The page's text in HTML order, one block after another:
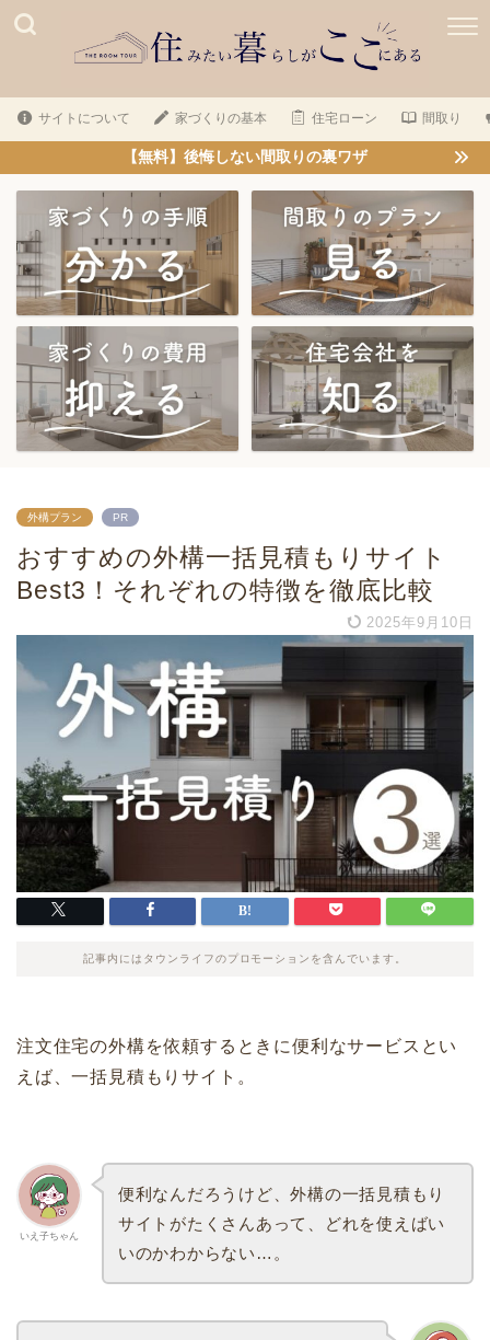
サイトについて 家づくりの基本 住宅ローン 間取り
【無料】後悔しない間取りの裏ワザ
外構プラン PR
おすすめの外構一括見積もりサイト
Best3！それぞれの特徴を徹底比較
2025年9月10日
記事内にはタウンライフのプロモーションを含んでいます。
注文住宅の外構を依頼するときに便利なサービスとい
えば、一括見積もりサイト。
いえ子ちゃん
便利なんだろうけど、外構の一括見積もり
サイトがたくさんあって、どれを使えばい
いのかわからない…。